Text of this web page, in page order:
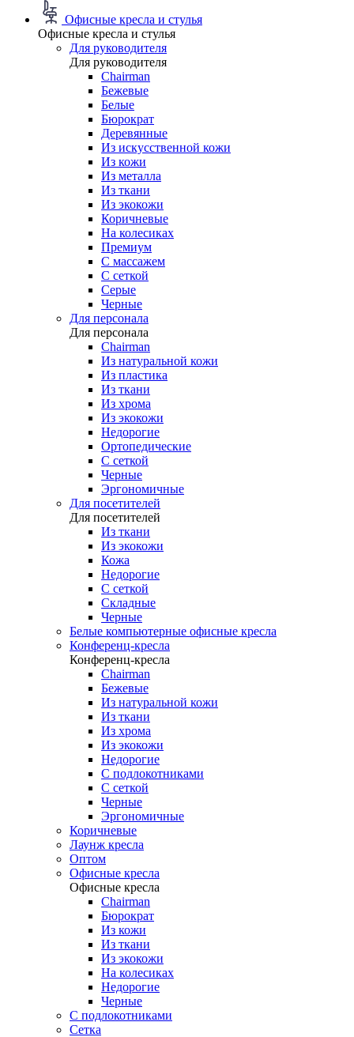
Офисные кресла и стулья
Офисные кресла и стулья
Для руководителя
Для руководителя
Chairman
Бежевые
Белые
Бюрократ
Деревянные
Из искусственной кожи
Из кожи
Из металла
Из ткани
Из экокожи
Коричневые
На колесиках
Премиум
С массажем
С сеткой
Серые
Черные
Для персонала
Для персонала
Chairman
Из натуральной кожи
Из пластика
Из ткани
Из хрома
Из экокожи
Недорогие
Ортопедические
С сеткой
Черные
Эргономичные
Для посетителей
Для посетителей
Из ткани
Из экокожи
Кожа
Недорогие
С сеткой
Складные
Черные
Белые компьютерные офисные кресла
Конференц-кресла
Конференц-кресла
Chairman
Бежевые
Из натуральной кожи
Из ткани
Из хрома
Из экокожи
Недорогие
С подлокотниками
С сеткой
Черные
Эргономичные
Коричневые
Лаунж кресла
Оптом
Офисные кресла
Офисные кресла
Chairman
Бюрократ
Из кожи
Из ткани
Из экокожи
На колесиках
Недорогие
Черные
С подлокотниками
Сетка